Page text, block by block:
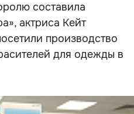
составила
актриса Кейт
производство
для одежды в